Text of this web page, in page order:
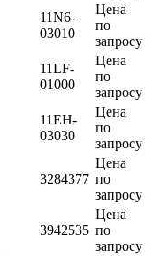
11N6-
03010
Цена
по
запросу
11LF-
01000
Цена
по
запросу
11EH-
03030
Цена
по
запросу
3284377
Цена
по
запросу
3942535
Цена
по
запросу